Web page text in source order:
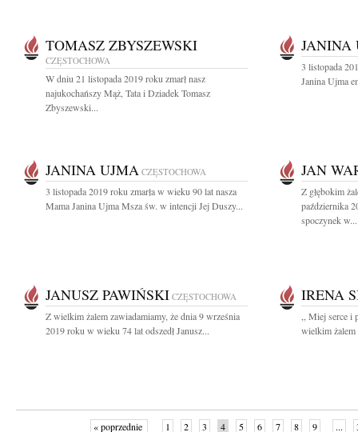
TOMASZ ZBYSZEWSKI
CZĘSTOCHOWA
W dniu 21 listopada 2019 roku zmarł nasz
najukochańszy Mąż, Tata i Dziadek Tomasz
Zbyszewski...
JANINA
3 listopada
Janina Ujma
JANINA UJMA CZĘSTOCHOWA
3 listopada 2019 roku zmarła w wieku 90 lat nasza
Mama Janina Ujma Msza św. w intencji Jej Duszy...
JAN
Z głębokim
października
spoczynek w...
JANUSZ PAWIŃSKI CZĘSTOCHOWA
Z wielkim żalem zawiadamiamy, że dnia 9 września
2019 roku w wieku 74 lat odszedł Janusz...
IRENA
,, Miej serce
wielkim żalem
« poprzednie 1 2 3 4 5 6 7 8 9 ...